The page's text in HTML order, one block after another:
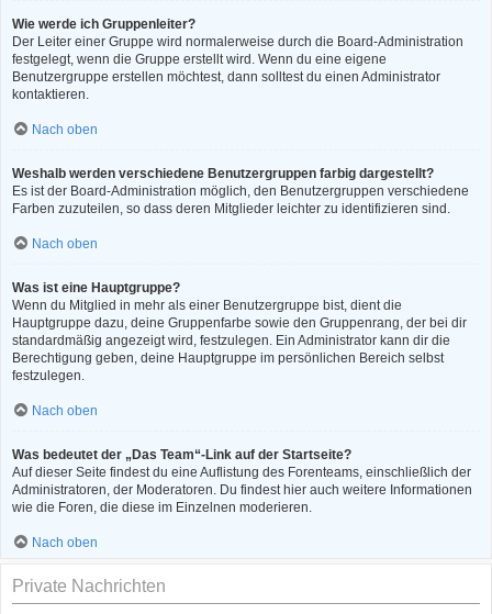
Wie werde ich Gruppenleiter?
Der Leiter einer Gruppe wird normalerweise durch die Board-Administration
festgelegt, wenn die Gruppe erstellt wird. Wenn du eine eigene
Benutzergruppe erstellen möchtest, dann solltest du einen Administrator
kontaktieren.
Nach oben
Weshalb werden verschiedene Benutzergruppen farbig dargestellt?
Es ist der Board-Administration möglich, den Benutzergruppen verschiedene
Farben zuzuteilen, so dass deren Mitglieder leichter zu identifizieren sind.
Nach oben
Was ist eine Hauptgruppe?
Wenn du Mitglied in mehr als einer Benutzergruppe bist, dient die
Hauptgruppe dazu, deine Gruppenfarbe sowie den Gruppenrang, der bei dir
standardmäßig angezeigt wird, festzulegen. Ein Administrator kann dir die
Berechtigung geben, deine Hauptgruppe im persönlichen Bereich selbst
festzulegen.
Nach oben
Was bedeutet der „Das Team“-Link auf der Startseite?
Auf dieser Seite findest du eine Auflistung des Forenteams, einschließlich der
Administratoren, der Moderatoren. Du findest hier auch weitere Informationen
wie die Foren, die diese im Einzelnen moderieren.
Nach oben
Private Nachrichten